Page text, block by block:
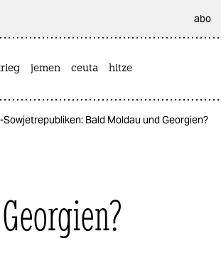
abo
jemen ceuta hitze
Sowjetrepubliken: Bald Moldau und Georgien?